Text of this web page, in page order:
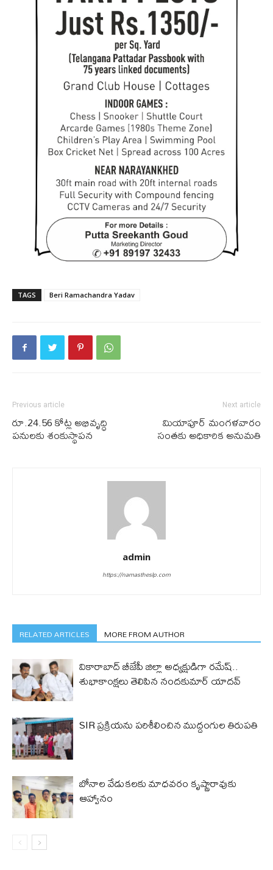
TAGS Beri Ramachandra Yadav
Previous article
రూ.24.56 కోట్ల అభివృద్ధి
పనులకు శంకుస్థాపన
Next article
మియాపూర్ మంగళవారం
సంతకు అధికారిక అనుమతి
admin
https://namastheslp.com
RELATED ARTICLES MORE FROM AUTHOR
వికారాబాద్ బీజేపీ జిల్లా అధ్యక్షుడిగా రమేష్‌..
శుభాకాంక్షలు తెలిపిన నందకుమార్ యాదవ్
SIR ప్రక్రియను పరిశీలించిన ముద్దంగుల తిరుపతి
బోనాల వేడుకలకు మాధవరం కృష్ణారావుకు
ఆహ్వానం